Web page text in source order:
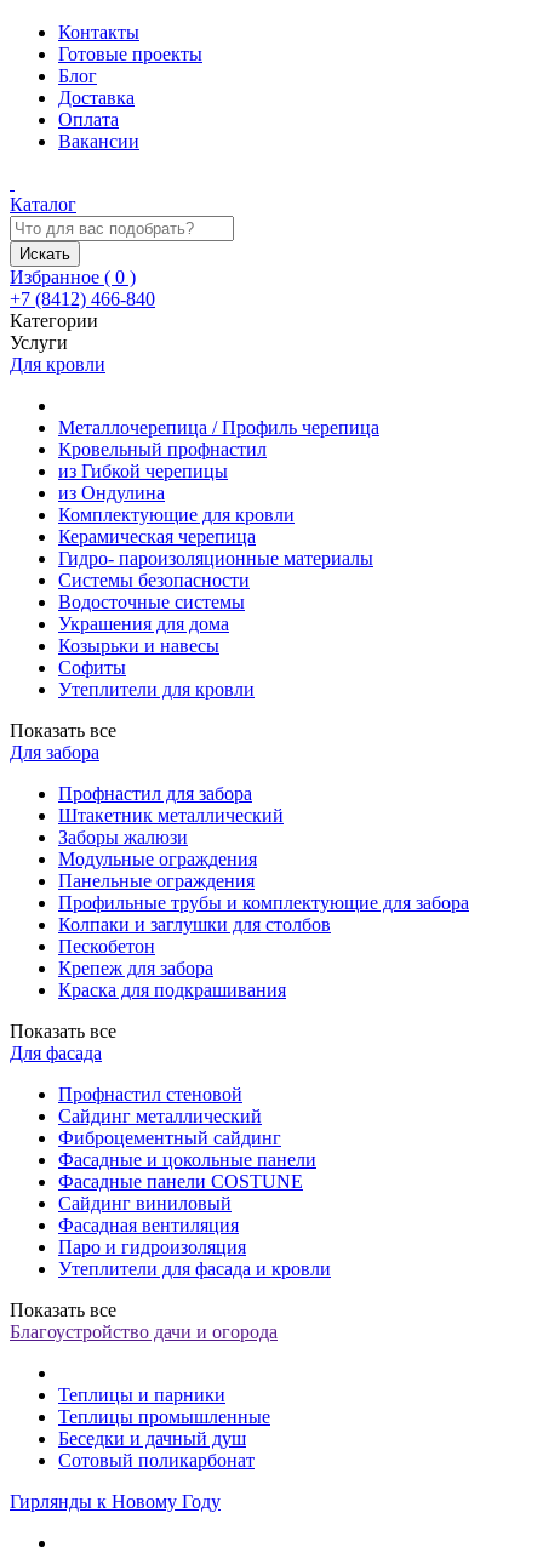
Контакты
Готовые проекты
Блог
Доставка
Оплата
Вакансии
Каталог
Искать
Избранное ( 0 )
+7 (8412) 466-840
Категории
Услуги
Для кровли
Металлочерепица / Профиль черепица
Кровельный профнастил
из Гибкой черепицы
из Ондулина
Комплектующие для кровли
Керамическая черепица
Гидро- пароизоляционные материалы
Системы безопасности
Водосточные системы
Украшения для дома
Козырьки и навесы
Софиты
Утеплители для кровли
Показать все
Для забора
Профнастил для забора
Штакетник металлический
Заборы жалюзи
Модульные ограждения
Панельные ограждения
Профильные трубы и комплектующие для забора
Колпаки и заглушки для столбов
Пескобетон
Крепеж для забора
Краска для подкрашивания
Показать все
Для фасада
Профнастил стеновой
Сайдинг металлический
Фиброцементный сайдинг
Фасадные и цокольные панели
Фасадные панели COSTUNE
Сайдинг виниловый
Фасадная вентиляция
Паро и гидроизоляция
Утеплители для фасада и кровли
Показать все
Благоустройство дачи и огорода
Теплицы и парники
Теплицы промышленные
Беседки и дачный душ
Сотовый поликарбонат
Гирлянды к Новому Году